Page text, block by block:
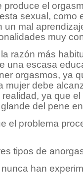
produce el
sexual, como
mal
muy
razón más
una escasa
orgasmos, ya
mujer debe
ya que
del pene
el problema
tipos de
han